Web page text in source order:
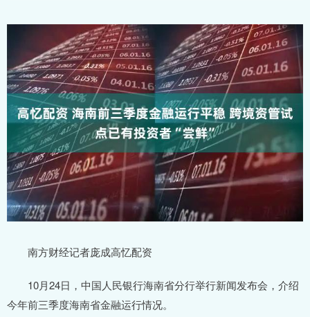
南方财经记者庞成高忆配资
10月24日，中国人民银行海南省分行举行新闻发布会，介绍
今年前三季度海南省金融运行情况。